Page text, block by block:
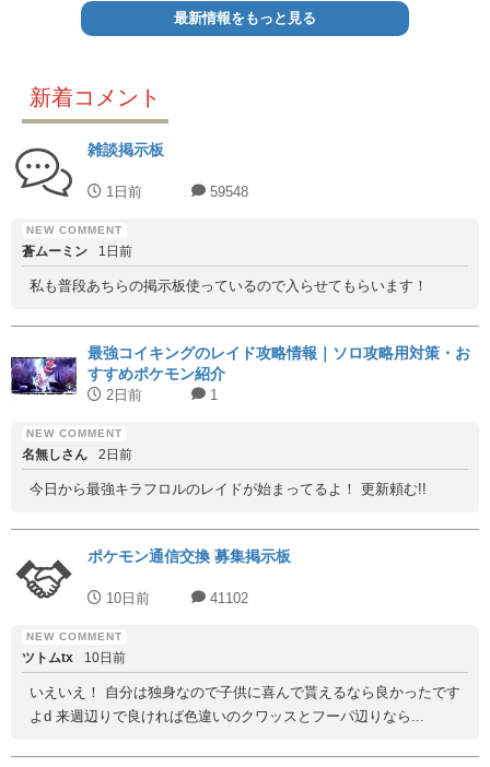
最新情報をもっと見る
新着コメント
雑談掲示板
1日前 59548
蒼ムーミン 1日前
私も普段あちらの掲示板使っているので入らせてもらいます！
最強コイキングのレイド攻略情報｜ソロ攻略用対策・お
すすめポケモン紹介
2日前 1
名無しさん 2日前
今日から最強キラフロルのレイドが始まってるよ！ 更新頼む!!
ポケモン通信交換 募集掲示板
10日前 41102
ツトムtx 10日前
いえいえ！ 自分は独身なので子供に喜んで貰えるなら良かったです
よd 来週辺りで良ければ色違いのクワッスとフーパ辺りなら...